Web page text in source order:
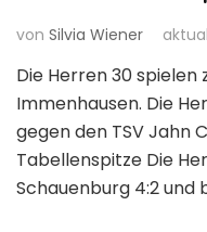
von Silvia Wiener
Die Herren 30
Immenhausen. Die
gegen den TSV Jahn
Tabellenspitze Die
Schauenburg 4:2